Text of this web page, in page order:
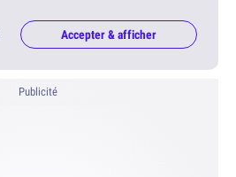
Accepter & afficher
Publicité